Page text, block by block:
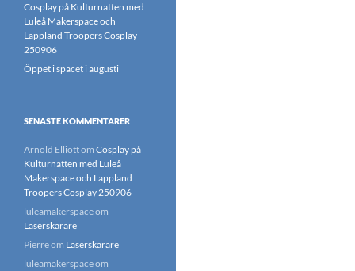
Cosplay på Kulturnatten med
Luleå Makerspace och
Lappland Troopers Cosplay
250906
Öppet i spacet i augusti
SENASTE KOMMENTARER
Arnold Elliottom Cosplay på
Kulturnatten med Luleå
Makerspace och Lappland
Troopers Cosplay 250906
luleamakerspaceom
Laserskärare
Pierreom Laserskärare
luleamakerspaceom